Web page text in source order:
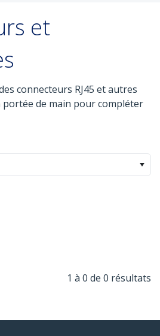
et
connecteurs RJ45 et autres
portée de main pour compléter
1 à 0 de 0 résultats